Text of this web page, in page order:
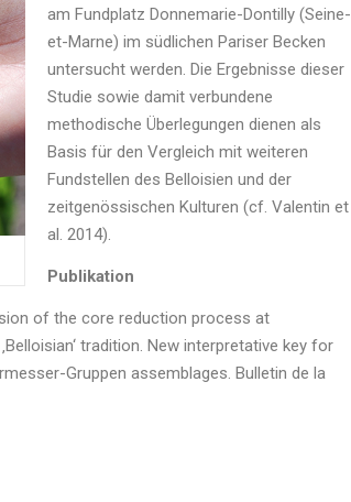
am Fundplatz Donnemarie-Dontilly (Seine-
et-Marne) im südlichen Pariser Becken
untersucht werden. Die Ergebnisse dieser
Studie sowie damit verbundene
methodische Überlegungen dienen als
Basis für den Vergleich mit weiteren
Fundstellen des Belloisien und der
zeitgenössischen Kulturen (cf. Valentin et
al. 2014).
Publikation
of the core reduction process at
tradition. New interpretative key for
Gruppen assemblages. Bulletin de la